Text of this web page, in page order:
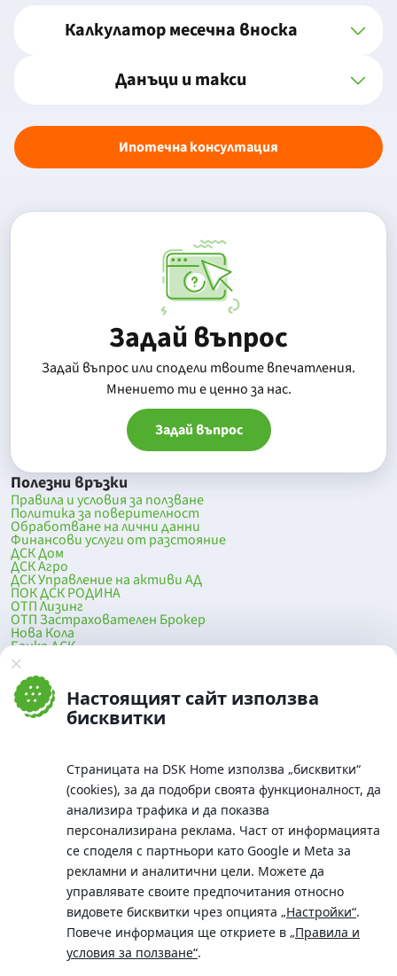
Настоящият сайт използва
бисквитки
Страницата на DSK Home използва „бисквитки“
(cookies), за да подобри своята функционалност, да
анализира трафика и да показва
персонализирана реклама. Част от информацията
се споделя с партньори като Google и Meta за
рекламни и аналитични цели. Можете да
управлявате своите предпочитания относно
видовете бисквитки чрез опцията „Настройки“.
Повече информация ще откриете в „Правила и
условия за ползване“.
Калкулатор месечна вноска
Данъци и такси
Ипотечна консултация
Задай въпрос
Задай въпрос или сподели твоите впечатления.
Mнението ти е ценно за нас.
Задай въпрос
Полезни връзки
Правила и условия за ползване
Политика за поверителност
Обработване на лични данни
Финансови услуги от разстояние
ДСК Дом
ДСК Агро
ДСК Управление на активи АД
ПОК ДСК РОДИНА
ОТП Лизинг
ОТП Застрахователен Брокер
Нова Кола
Банка ДСК
DSK Mobile
Оферти за продажба от Банка ДСК
Клонова мрежа и банкомати
До началото на страницата
Телефон:
0700 10 375 / *2375
Московска No.19 / ул. Г. Бенковски No. 5, София 1036
SWIFT/BIC: